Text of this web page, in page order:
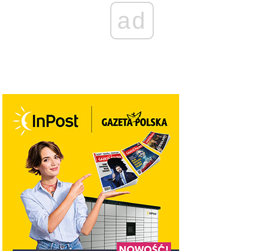
ad